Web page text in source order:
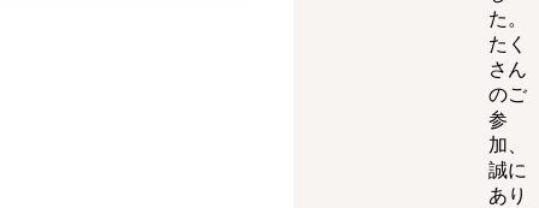
た。
たく
さん
のご
参
加、
誠に
あり